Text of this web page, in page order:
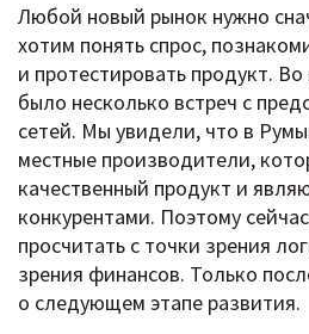
Любой новый рынок нужно
хотим понять спрос,
и протестировать продукт.
было несколько встреч с
сетей. Мы увидели, что в
местные производители,
качественный продукт и
конкурентами. Поэтому
просчитать с точки зрения
зрения финансов. Только
о следующем этапе развития.